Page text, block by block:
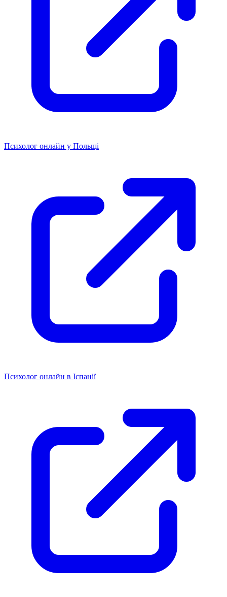
Психолог онлайн у Польщі
Психолог онлайн в Іспанії